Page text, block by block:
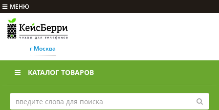
МЕНЮ
г Москва
КАТАЛОГ ТОВАРОВ